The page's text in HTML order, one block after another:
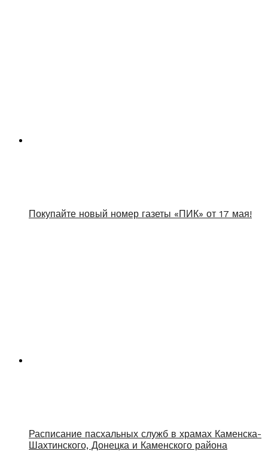
Покупайте новый номер газеты «ПИК» от 17 мая!
Расписание пасхальных служб в храмах Каменска-
Шахтинского, Донецка и Каменского района